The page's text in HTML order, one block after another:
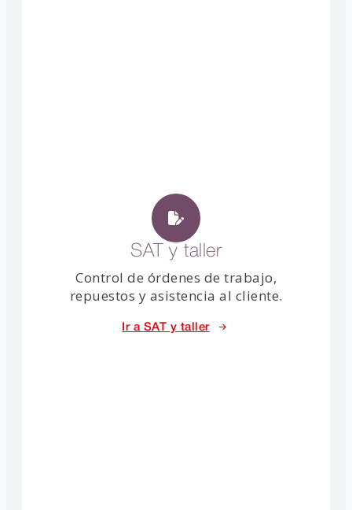
SAT y taller
Control de órdenes de trabajo,
repuestos y asistencia al cliente.
Ir a SAT y taller